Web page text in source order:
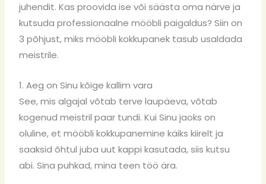
juhendit. Kas proovida ise või säästa oma närve ja
kutsuda professionaalne mööbli paigaldus? Siin on
3 põhjust, miks mööbli kokkupanek tasub usaldada
meistrile.
1. Aeg on Sinu kõige kallim vara
See, mis algajal võtab terve laupäeva, võtab
kogenud meistril paar tundi. Kui Sinu jaoks on
oluline, et mööbli kokkupanemine käiks kiirelt ja
saaksid õhtul juba uut kappi kasutada, siis kutsu
abi. Sina puhkad, mina teen töö ära.